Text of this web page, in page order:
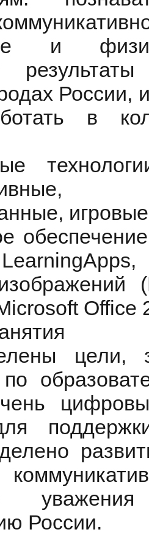
и
России,
в
Office
цели,
по
России.